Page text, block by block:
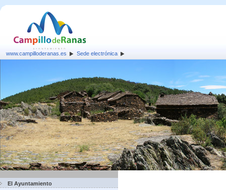
www.campilloderanas.es Sede electrónica
El Ayuntamiento